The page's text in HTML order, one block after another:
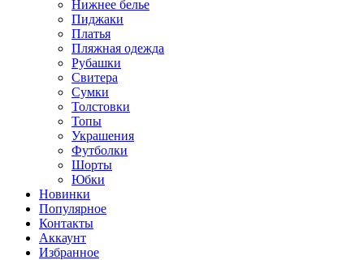
Нижнее белье
Пиджаки
Платья
Пляжная одежда
Рубашки
Свитера
Сумки
Толстовки
Топы
Украшения
Футболки
Шорты
Юбки
Новинки
Популярное
Контакты
Аккаунт
Избранное